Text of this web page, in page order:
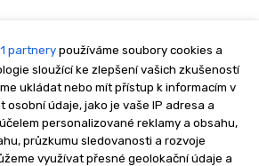
s poradanim teto akce,
nejtessi voda v republice, vyjimky jsou
davno kdy bylo povoleno chytani nonstop,
ci zavazeni.
partnery používáme soubory cookies a
sloužící ke zlepšení vašich zkušeností
ukládat nebo mít přístup k informacím v
osobní údaje, jako je vaše IP adresa a
personalizované reklamy a obsahu,
průzkumu sledovanosti a rozvoje
využívat přesné geolokační údaje a